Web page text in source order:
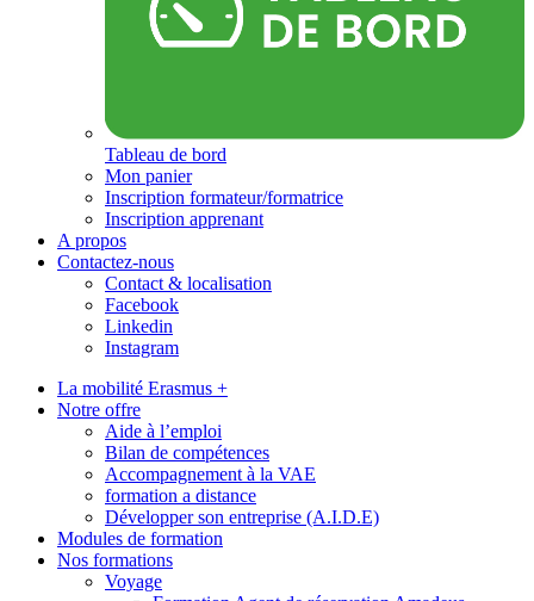
Tableau de bord
Mon panier
Inscription formateur/formatrice
Inscription apprenant
A propos
Contactez-nous
Contact & localisation
Facebook
Linkedin
Instagram
La mobilité Erasmus +
Notre offre
Aide à l’emploi
Bilan de compétences
Accompagnement à la VAE
formation a distance
Développer son entreprise (A.I.D.E)
Modules de formation
Nos formations
Voyage